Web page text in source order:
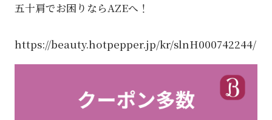
五十肩でお困りならAZEへ！
https://beauty.hotpepper.jp/kr/slnH000742244/